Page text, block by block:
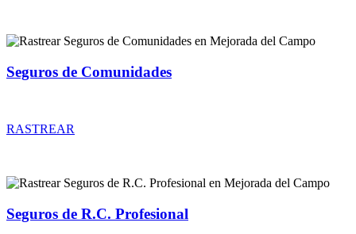
Seguros de Comunidades
RASTREAR
Seguros de R.C. Profesional